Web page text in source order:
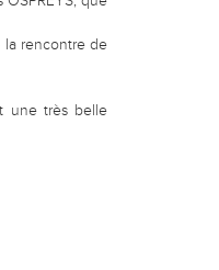
la rencontre de
une très belle